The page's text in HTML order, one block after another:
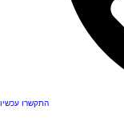
התקשרו עכשיו